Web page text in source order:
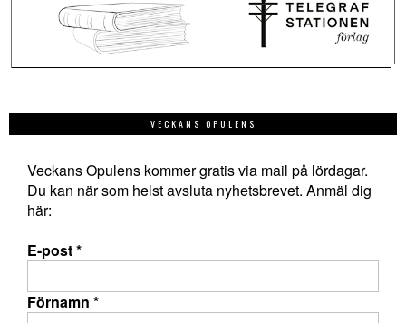
VECKANS OPULENS
Veckans Opulens kommer gratis via mail på lördagar.
Du kan när som helst avsluta nyhetsbrevet. Anmäl dig
här:
E-post*
Förnamn *